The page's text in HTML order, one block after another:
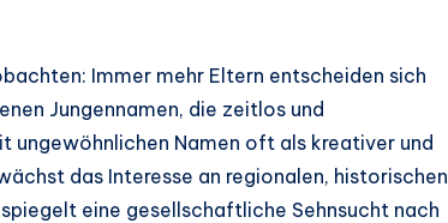
Immer mehr Eltern entscheiden sich
Jungennamen, die zeitlos und
ungewöhnlichen Namen oft als kreativer und
das Interesse an regionalen, historischen
eine gesellschaftliche Sehnsucht nach